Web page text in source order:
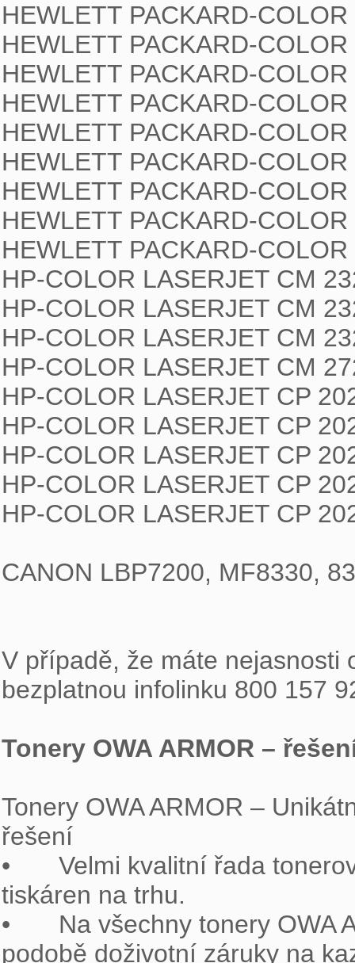
HEWLETT PACKARD-
HEWLETT PACKARD-
HEWLETT PACKARD-
HEWLETT PACKARD-
HEWLETT PACKARD-
HEWLETT PACKARD-
HEWLETT PACKARD-
HEWLETT PACKARD-
HEWLETT PACKARD-
HP-COLOR LASERJET CM
HP-COLOR LASERJET CM
HP-COLOR LASERJET CM
HP-COLOR LASERJET CM
HP-COLOR LASERJET CP
HP-COLOR LASERJET CP
HP-COLOR LASERJET CP
HP-COLOR LASERJET CP
HP-COLOR LASERJET CP
CANON LBP7200, MF8330,
V případě, že máte nejasnosti
bezplatnou infolinku 800 157
Tonery OWA ARMOR –
Tonery OWA ARMOR –
řešení
•	Velmi kvalitní řada tonerových kazet OWA ARMOR do téměř všech
tiskáren na trhu.
•	Na všechny tonery OWA ARMOR je poskytován bezkonkurenční servis v
podobě doživotní záruky na